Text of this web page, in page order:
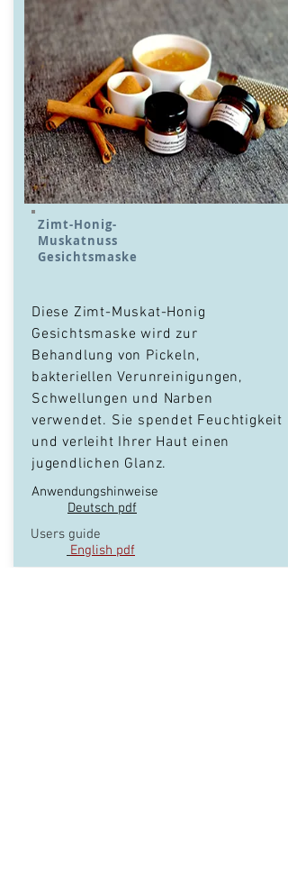
Zimt-Honig-
Muskatnuss
Gesichtsmaske
Diese Zimt-Muskat-Honig
Gesichtsmaske wird zur
Behandlung von Pickeln,
bakteriellen Verunreinigungen,
Schwellungen und Narben
verwendet. Sie spendet Feuchtigkeit
und verleiht Ihrer Haut einen
jugendlichen Glanz.
Anwendungshinweise
Deutsch pdf
Users guide
English pdf